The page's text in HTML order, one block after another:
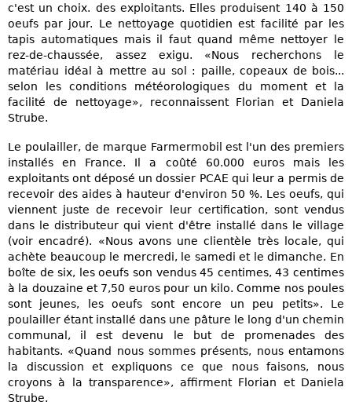
c'est un choix. des exploitants. Elles produisent 140 à 150
oeufs par jour. Le nettoyage quotidien est facilité par les
tapis automatiques mais il faut quand même nettoyer le
rez-de-chaussée, assez exigu. «Nous recherchons le
matériau idéal à mettre au sol : paille, copeaux de bois...
selon les conditions météorologiques du moment et la
facilité de nettoyage», reconnaissent Florian et Daniela
Strube.
Le poulailler, de marque Farmermobil est l'un des premiers
installés en France. Il a coûté 60.000 euros mais les
exploitants ont déposé un dossier PCAE qui leur a permis de
recevoir des aides à hauteur d'environ 50 %. Les oeufs, qui
viennent juste de recevoir leur certification, sont vendus
dans le distributeur qui vient d'être installé dans le village
(voir encadré). «Nous avons une clientèle très locale, qui
achète beaucoup le mercredi, le samedi et le dimanche. En
boîte de six, les oeufs son vendus 45 centimes, 43 centimes
à la douzaine et 7,50 euros pour un kilo. Comme nos poules
sont jeunes, les oeufs sont encore un peu petits». Le
poulailler étant installé dans une pâture le long d'un chemin
communal, il est devenu le but de promenades des
habitants. «Quand nous sommes présents, nous entamons
la discussion et expliquons ce que nous faisons, nous
croyons à la transparence», affirment Florian et Daniela
Strube.